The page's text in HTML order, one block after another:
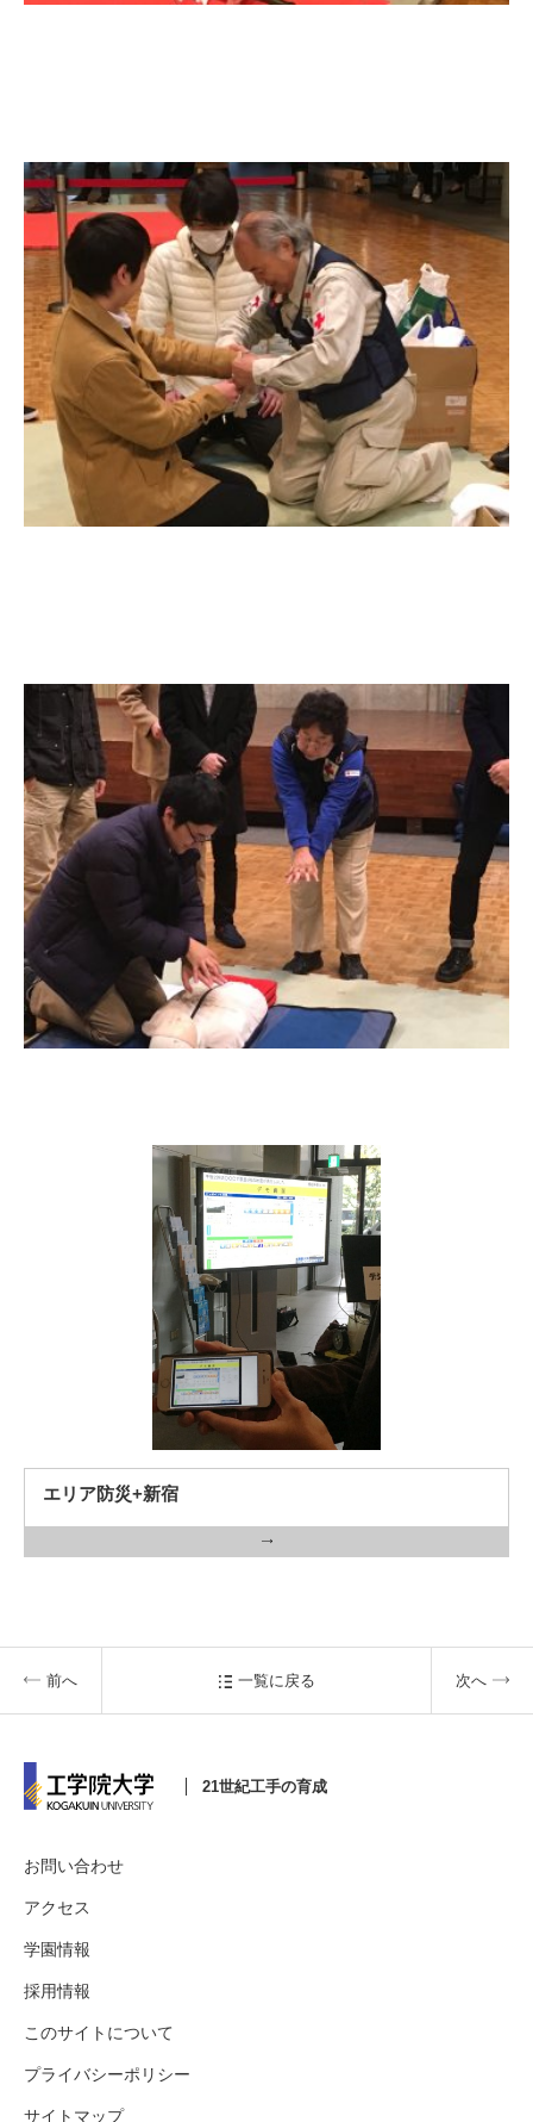
4. 航空理工学専攻特設サイト
5. 遠隔授業リンク集
6. 寄付・ご支援
エリア防災+新宿
前へ 一覧に戻る 次へ
21世紀工手の育成
お問い合わせ
アクセス
学園情報
採用情報
このサイトについて
プライバシーポリシー
サイトマップ